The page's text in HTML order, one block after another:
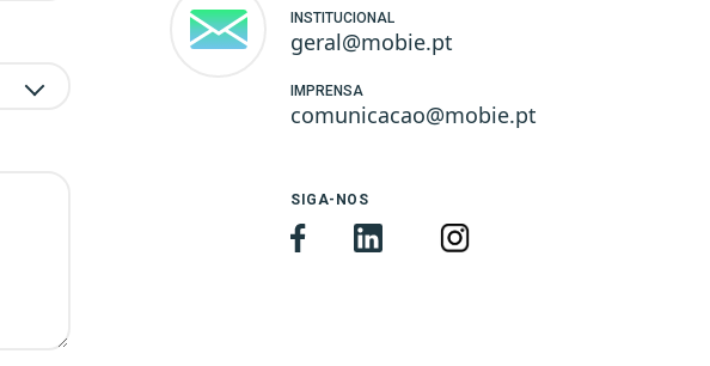
INSTITUCIONAL
geral@mobie.pt
IMPRENSA
comunicacao@mobie.pt
SIGA-NOS